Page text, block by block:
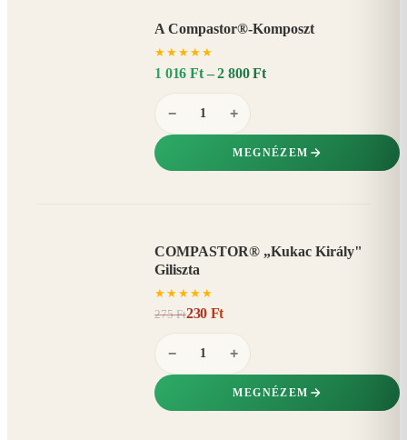
A Compastor®-Komposzt
★ ★ ★ ★ ★
1 016 Ft – 2 800 Ft
− +
MEGNÉZEM
COMPASTOR® „Kukac Király"
Giliszta
★ ★ ★ ★ ★
275 Ft230 Ft
− +
MEGNÉZEM